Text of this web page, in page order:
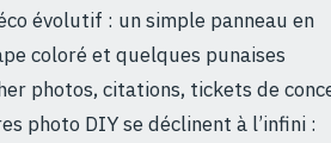
évolutif : un simple panneau en
coloré et quelques punaises
photos, citations, tickets de
photo DIY se déclinent à l’infini :